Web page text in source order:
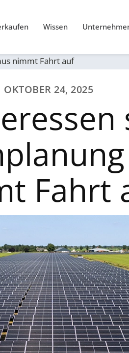
Wissen
nimmt Fahrt auf
OKTOBER 24, 2025
Fahrt